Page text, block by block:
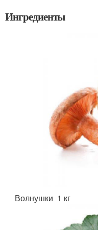
Ингредиенты
Волнушки 1 кг